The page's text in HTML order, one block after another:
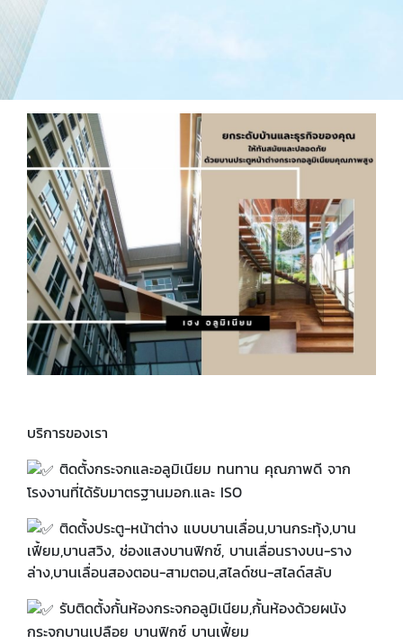
บริการของเรา
ติดตั้งกระจกและอลูมิเนียม ทนทาน คุณภาพดี จาก
โรงงานที่ได้รับมาตรฐานมอก.และ ISO
ติดตั้งประตู-หน้าต่าง แบบบานเลื่อน,บานกระทุ้ง,บาน
เฟี้ยม,บานสวิง, ช่องแสงบานฟิกซ์, บานเลื่อนรางบน-ราง
ล่าง,บานเลื่อนสองตอน-สามตอน,สไลด์ชน-สไลด์สลับ
รับติดตั้งกั้นห้องกระจกอลูมิเนียม,กั้นห้องด้วยผนัง
กระจกบานเปลือย บานฟิกซ์ บานเฟี้ยม